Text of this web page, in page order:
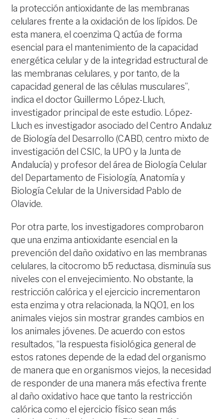
la protección antioxidante de las membranas
celulares frente a la oxidación de los lípidos. De
esta manera, el coenzima Q actúa de forma
esencial para el mantenimiento de la capacidad
energética celular y de la integridad estructural de
las membranas celulares, y por tanto, de la
capacidad general de las células musculares”,
indica el doctor Guillermo López-Lluch,
investigador principal de este estudio. López-
Lluch es investigador asociado del Centro Andaluz
de Biología del Desarrollo (CABD, centro mixto de
investigación del CSIC, la UPO y la Junta de
Andalucía) y profesor del área de Biología Celular
del Departamento de Fisiología, Anatomía y
Biología Celular de la Universidad Pablo de
Olavide.
Por otra parte, los investigadores comprobaron
que una enzima antioxidante esencial en la
prevención del daño oxidativo en las membranas
celulares, la citocromo b5 reductasa, disminuía sus
niveles con el envejecimiento. No obstante, la
restricción calórica y el ejercicio incrementaron
esta enzima y otra relacionada, la NQO1, en los
animales viejos sin mostrar grandes cambios en
los animales jóvenes. De acuerdo con estos
resultados, “la respuesta fisiológica general de
estos ratones depende de la edad del organismo
de manera que en organismos viejos, la necesidad
de responder de una manera más efectiva frente
al daño oxidativo hace que tanto la restricción
calórica como el ejercicio físico sean más